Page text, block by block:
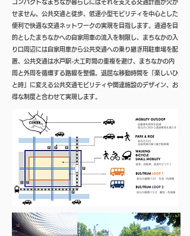
コンパクトなまちなか暮らしにはそれを支える交通計画が欠か
せません。公共交通と徒歩、低速小型モビリティを中心とした
便利で快適な交通ネットワークの実現を目指します。通過を目
的としたまちなかへの自家用車の流入を制限し、まちなかの入
り口周辺には自家用車から公共交通への乗り継ぎ用駐車場を配
置、公共交通は水戸駅-大工町間の重複を避け、まちなかの内
周と外周を循環する路線を整備。退屈な移動時間を「楽しいひ
と時」に変える公共交通モビリティや関連施設のデザイン、お
得な制度と合わせて実現します。